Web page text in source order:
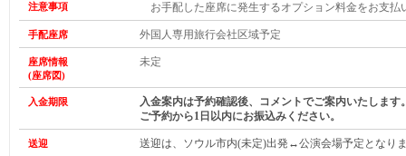
注意事項
お手配した座席に発生するオプション料金をお支払
手配座席 外国人専用旅行会社区域予定
座席情報
(座席図)
未定
入金期限
入金案内は予約確認後、コメントでご案内いたします
ご予約から1日以内にお振込みください。
送迎 送迎は、ソウル市内(未定)出発↔公演会場予定となり